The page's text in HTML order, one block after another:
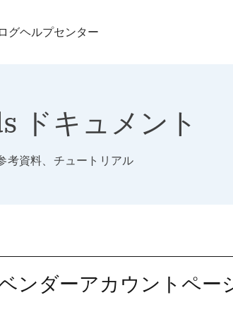
グヘルプセンター
ドキュメント
資料、チュートリアル
ンダーアカウントペー